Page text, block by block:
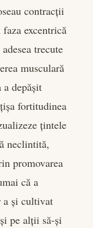
contracții
excentrică
trecute
musculară
depășit
fortitudinea
țintele
neclintită,
promovarea
că a
a și cultivat
pe alții să-și